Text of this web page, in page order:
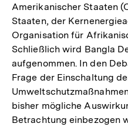
Amerikanischer Staaten
Staaten, der
Organisation für
Schließlich wird Bangla
aufgenommen. In den
Frage der Einschaltung
bisher mögliche
Betrachtung einbezogen